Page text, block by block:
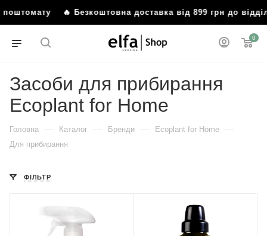
поштомату 🔥 Безкоштовна доставка від 899 грн до
0
Засоби для прибирання
Ecoplant for Home
Головна — Каталог — Бренди — Ecoplant for Home —
Для прибирання
ФІЛЬТР